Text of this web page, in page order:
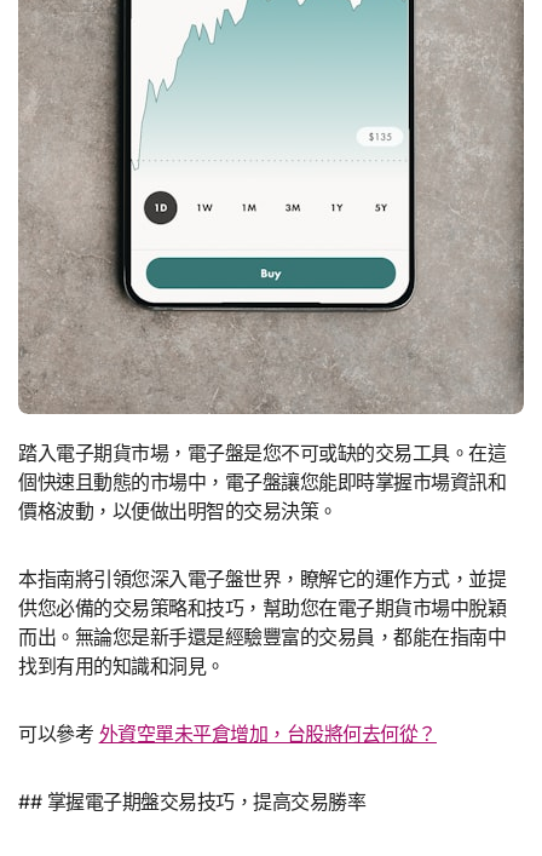
踏入電子期貨市場，電子盤是您不可或缺的交易工具。在這
個快速且動態的市場中，電子盤讓您能即時掌握市場資訊和
價格波動，以便做出明智的交易決策。
本指南將引領您深入電子盤世界，瞭解它的運作方式，並提
供您必備的交易策略和技巧，幫助您在電子期貨市場中脫穎
而出。無論您是新手還是經驗豐富的交易員，都能在指南中
找到有用的知識和洞見。
可以參考 外資空單未平倉增加，台股將何去何從？
## 掌握電子期盤交易技巧，提高交易勝率